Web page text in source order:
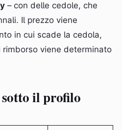
– con delle cedole, che
Il prezzo viene
in cui scade la cedola,
viene determinato
il profilo